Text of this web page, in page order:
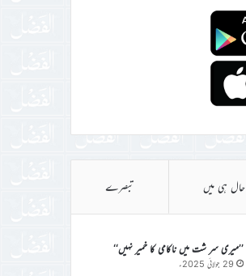
حال ہی میں تبصرے
’’میری سر شت میں ناکامی کا خمیر نہیں‘‘
29 جولائی 2025ء